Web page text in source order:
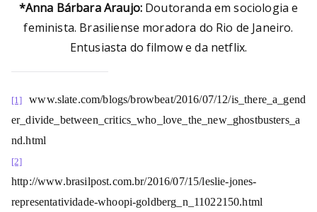
*Anna Bárbara Araujo: Doutoranda em sociologia e
feminista. Brasiliense moradora do Rio de Janeiro.
Entusiasta do filmow e da netflix.
[1]
www.slate.com/blogs/browbeat/2016/07/12/is_there_a_gend
er_divide_between_critics_who_love_the_new_ghostbusters_a
nd.html
[2]
http://www.brasilpost.com.br/2016/07/15/leslie-jones-
representatividade-whoopi-goldberg_n_11022150.html